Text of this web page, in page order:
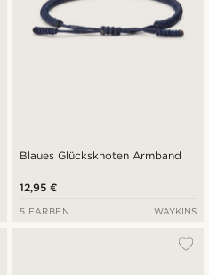
Blaues Glücksknoten Armband
12,95 €
5 FARBEN WAYKINS